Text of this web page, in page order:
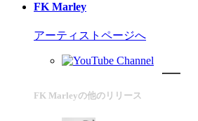
FK Marley
アーティストページへ
FK Marleyの他のリリース